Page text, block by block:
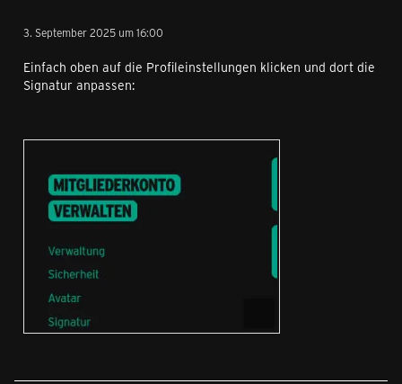
3. September 2025 um 16:00
Einfach oben auf die Profileinstellungen klicken und dort die
Signatur anpassen: